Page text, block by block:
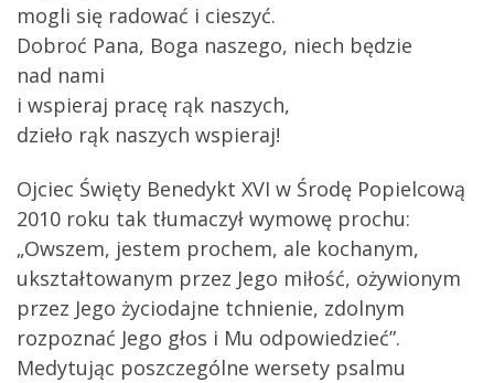
mogli się radować i cieszyć.
Dobroć Pana, Boga naszego, niech będzie
nad nami
i wspieraj pracę rąk naszych,
dzieło rąk naszych wspieraj!
Ojciec Święty Benedykt XVI w Środę Popielcową
2010 roku tak tłumaczył wymowę prochu:
„Owszem, jestem prochem, ale kochanym,
ukształtowanym przez Jego miłość, ożywionym
przez Jego życiodajne tchnienie, zdolnym
rozpoznać Jego głos i Mu odpowiedzieć”.
Medytując poszczególne wersety psalmu